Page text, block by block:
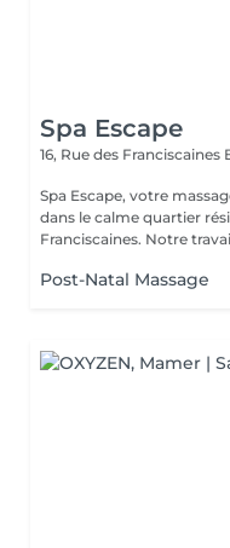
Spa Escape
16, Rue des Franciscaines
Spa Escape, votre
dans le calme quartier
Franciscaines. Notre
Post-Natal Massage